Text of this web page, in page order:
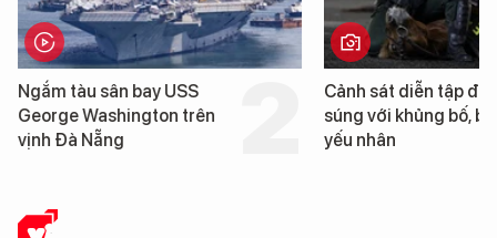
Cảnh sát diễn tập đấu
súng với khủng bố, bảo vệ
yếu nhân
Cận cảnh chiến hạm
tống tàu sân bay USS
George Washington